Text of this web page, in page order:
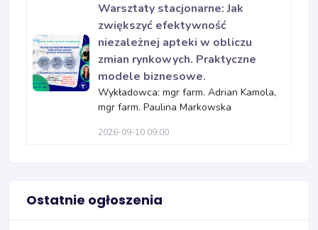
Warsztaty stacjonarne: Jak
zwiększyć efektywność
niezależnej apteki w obliczu
zmian rynkowych. Praktyczne
modele biznesowe.
Wykładowca: mgr farm. Adrian Kamola,
mgr farm. Paulina Markowska
2026-09-10 09:00
Ostatnie ogłoszenia